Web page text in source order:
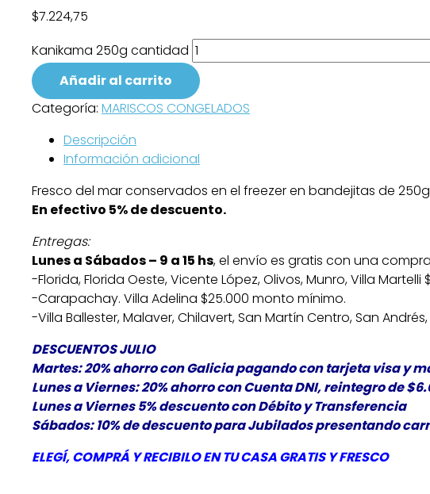
$7.224,75
Kanikama 250g cantidad
Añadir al carrito
Categoría: MARISCOS CONGELADOS
Descripción
Información adicional
Fresco del mar conservados en el freezer en bandejitas de
En efectivo 5% de descuento.
Entregas:
Lunes a Sábados – 9 a 15 hs, el envío es gratis con una
-Florida, Florida Oeste, Vicente López, Olivos, Munro, Villa
-Carapachay. Villa Adelina $25.000 monto mínimo.
-Villa Ballester, Malaver, Chilavert, San Martín Centro, San
DESCUENTOS JULIO
Martes: 20% ahorro con Galicia pagando con tarjeta visa y
Lunes a Viernes: 20% ahorro con Cuenta DNI, reintegro de
Lunes a Viernes 5% descuento con Débito y Transferencia
Sábados: 10% de descuento para Jubilados presentando
ELEGÍ, COMPRÁ Y RECIBILO EN TU CASA GRATIS YFRESCO